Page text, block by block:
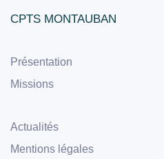
CPTS MONTAUBAN
Présentation
Missions
Actualités
Mentions légales